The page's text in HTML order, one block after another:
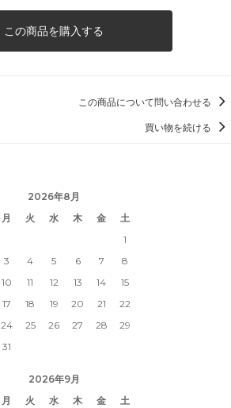
この商品を購入する
この商品について問い合わせる
買い物を続ける
2026年8月
月 火 水 木 金
土
1
3 4 5 6 7
8
10 11 12 13 14
15
17 18 19 20 21
22
24 25 26 27 28
29
31
2026年9月
月 火 水 木 金
土